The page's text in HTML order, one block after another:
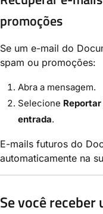
promoções
Se um e-mail do
spam ou promoções:
Abra a mensagem.
Selecione
entrada.
E-mails futuros do
automaticamente na
Se você